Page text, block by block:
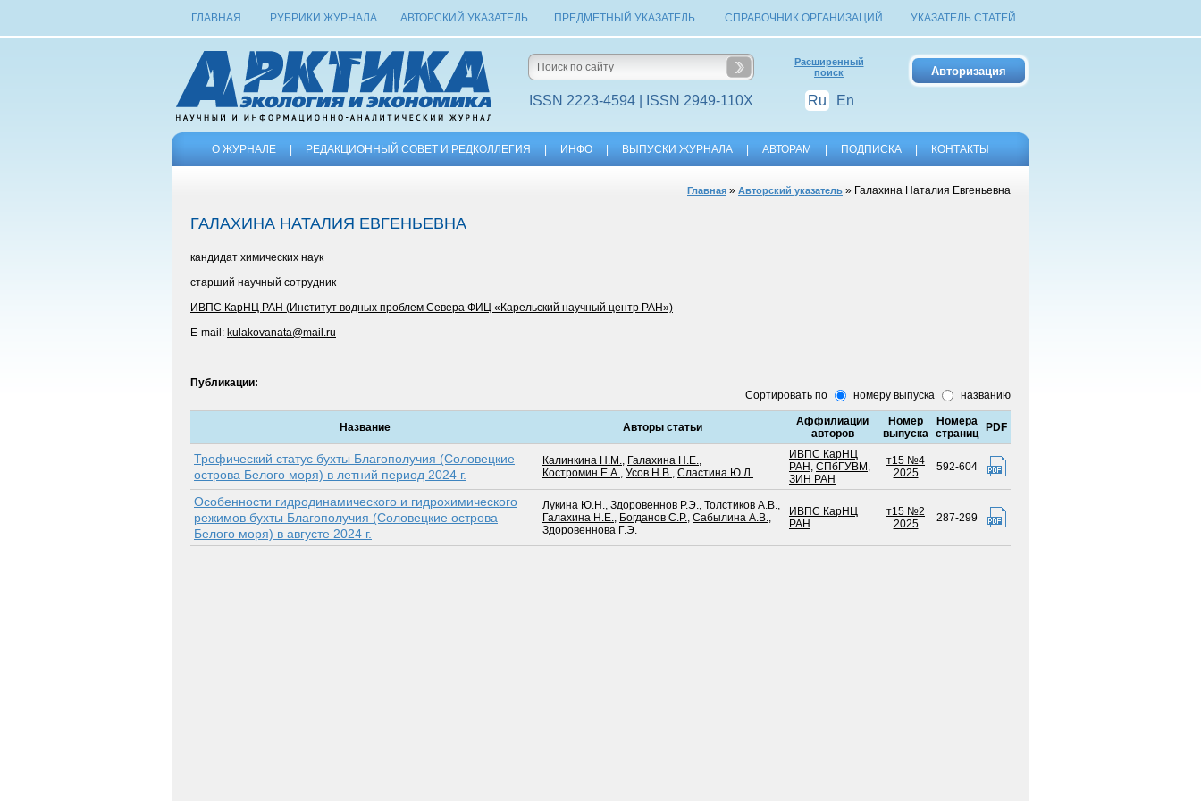
ГЛАВНАЯ РУБРИКИ ЖУРНАЛА АВТОРСКИЙ УКАЗАТЕЛЬ ПРЕДМЕТНЫЙ УКАЗАТЕЛЬ СПРАВОЧНИК ОРГАНИЗАЦИЙ УКАЗАТЕЛЬ СТАТЕЙ
ISSN 2223-4594 | ISSN 2949-110X
Расширенный
поиск
Ru En
О ЖУРНАЛЕ РЕДАКЦИОННЫЙ СОВЕТ И РЕДКОЛЛЕГИЯ ИНФО ВЫПУСКИ ЖУРНАЛА АВТОРАМ ПОДПИСКА КОНТАКТЫ
Главная » Авторский указатель » Галахина Наталия Евгеньевна
ГАЛАХИНА НАТАЛИЯ ЕВГЕНЬЕВНА
кандидат химических наук
старший научный сотрудник
ИВПС КарНЦ РАН (Институт водных проблем Севера ФИЦ «Карельский научный центр РАН»)
E-mail: kulakovanata@mail.ru
Публикации:
Сортировать по
номеру выпуска названию
Название Авторы статьи
Аффилиации
авторов
Номер
выпуска
Номера
страниц
PDF
Трофический статус бухты Благополучия (Соловецкие
острова Белого моря) в летний период 2024 г.
Калинкина Н.М., Галахина Н.Е.,
Костромин Е.А., Усов Н.В., Сластина Ю.Л.
ИВПС КарНЦ
РАН , СПбГУВМ ,
ЗИН РАН
т15 №4
2025
592-604
Особенности гидродинамического и гидрохимического
режимов бухты Благополучия (Соловецкие острова
Белого моря) в августе 2024 г.
Лукина Ю.Н., Здоровеннов Р.Э., Толстиков А.В.,
Галахина Н.Е., Богданов С.Р., Сабылина А.В.,
Здоровеннова Г.Э.
ИВПС КарНЦ
РАН
т15 №2
2025
287-299